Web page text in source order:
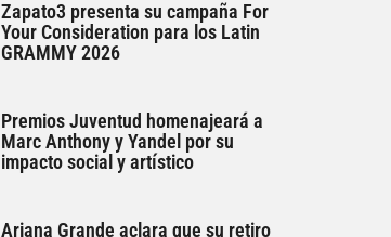
Zapato3 presenta su campaña For
Your Consideration para los Latin
GRAMMY 2026
Premios Juventud homenajeará a
Marc Anthony y Yandel por su
impacto social y artístico
Ariana Grande aclara que su retiro